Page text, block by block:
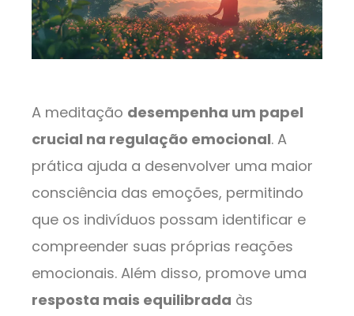
A meditação desempenha um papel
crucial na regulação emocional. A
prática ajuda a desenvolver uma maior
consciência das emoções, permitindo
que os indivíduos possam identificar e
compreender suas próprias reações
emocionais. Além disso, promove uma
resposta mais equilibrada às